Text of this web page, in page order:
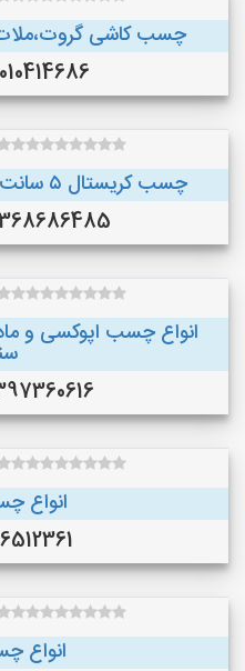
چسب کاشی گروت،ملات
09010414686
چسب کریستال ۵ سانت و چسب قطره ای غفاری
09368686485
انواع چسب اپوکسی و
09397360616
انواع
انواع